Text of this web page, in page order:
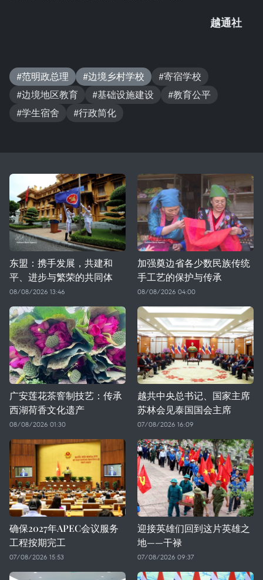
越通社
#范明政总理 #边境乡村学校
#寄宿学校
#边境地区教育
#基础设施建设
#教育公平
#学生宿舍
#行政简化
东盟：携手发展，共建和
平、进步与繁荣的共同体
08/08/2026 13:46
加强奠边省各少数民族传统
手工艺的保护与传承
08/08/2026 04:00
广安莲花茶窨制技艺：传承
西湖荷香文化遗产
08/08/2026 01:30
越共中央总书记、国家主席
苏林会见泰国国会主席
07/08/2026 16:09
确保2027年APEC会议服务
工程按期完工
07/08/2026 15:53
迎接英雄们回到这片英雄之
地——干禄
07/08/2026 09:37